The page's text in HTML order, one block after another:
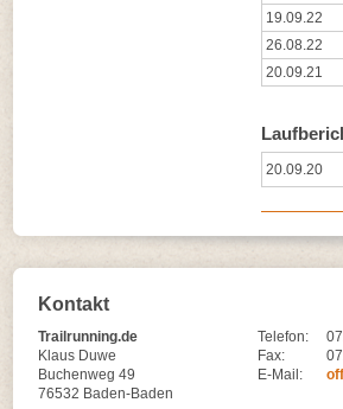
19.09.22
26.08.22
20.09.21
20.09.20
Kontakt
Trailrunning.de
Klaus Duwe
Buchenweg 49
76532 Baden-Baden
Telefon:
Fax:
E-Mail: